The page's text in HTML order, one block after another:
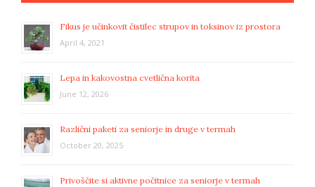
Fikus je učinkovit čistilec strupov in toksinov iz prostora
April 4, 2021
Lepa in kakovostna cvetlična korita
June 12, 2026
Različni paketi za seniorje in druge v termah
October 20, 2025
Privoščite si aktivne počitnice za seniorje v termah